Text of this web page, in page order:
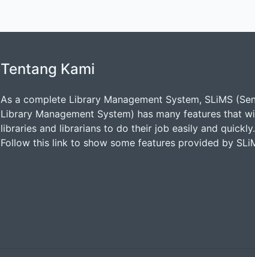
Tentang Kami
As a complete Library Management System, SLiMS
Library Management System) has many features that
libraries and librarians to do their job easily and quickly.
Follow this link to show some features provided by